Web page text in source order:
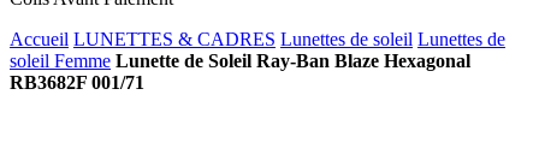
Accueil LUNETTES & CADRES Lunettes de soleil Lunettes de
soleil Femme Lunette de Soleil Ray-Ban Blaze Hexagonal
RB3682F 001/71